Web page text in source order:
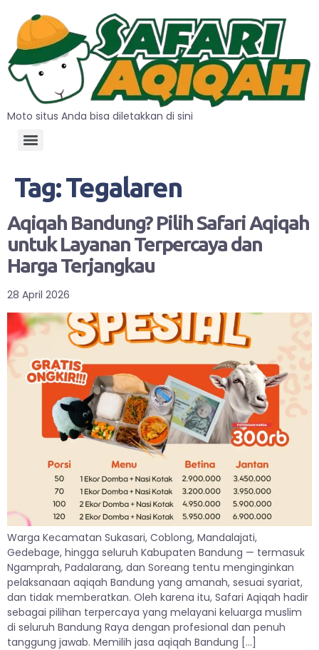
Moto situs Anda bisa diletakkan di sini
Tag:Tegalaren
Aqiqah Bandung? Pilih Safari Aqiqah
untuk Layanan Terpercaya dan
Harga Terjangkau
28 April 2026
Warga Kecamatan Sukasari, Coblong, Mandalajati,
Gedebage, hingga seluruh Kabupaten Bandung — termasuk
Ngamprah, Padalarang, dan Soreang tentu menginginkan
pelaksanaan aqiqah Bandung yang amanah, sesuai syariat,
dan tidak memberatkan. Oleh karena itu, Safari Aqiqah hadir
sebagai pilihan terpercaya yang melayani keluarga muslim
di seluruh Bandung Raya dengan profesional dan penuh
tanggung jawab. Memilih jasa aqiqah Bandung […]